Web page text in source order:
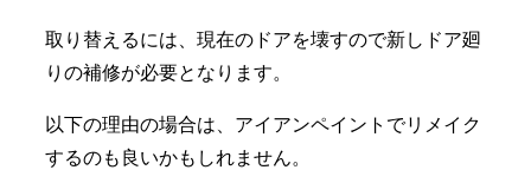
取り替えるには、現在のドアを壊すので新しドア廻
りの補修が必要となります。
以下の理由の場合は、アイアンペイントでリメイク
するのも良いかもしれません。